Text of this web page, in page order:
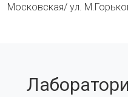
Московская/ ул.